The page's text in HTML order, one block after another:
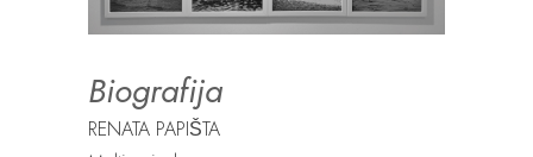
Biografija
RENATA PAPIŠTA